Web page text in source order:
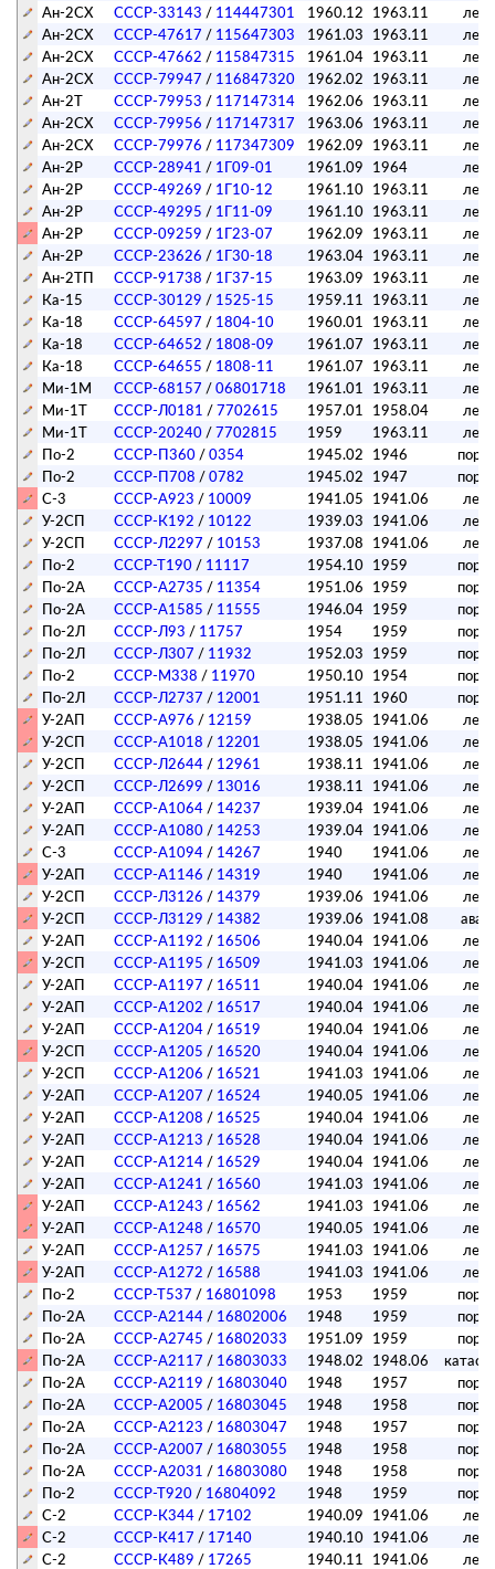
Ан-2СХ СССР-33143 / 114447301 1960.12 1963.11
Ан-2СХ
СССР-47617 / 115647303 1961.03 1963.11
Ан-2СХ
СССР-47662 / 115847315 1961.04 1963.11
Ан-2СХ
СССР-79947 / 116847320 1962.02 1963.11
Ан-2Т
СССР-79953 / 117147314 1962.06 1963.11
Ан-2СХ
СССР-79956 / 117147317 1963.06 1963.11
Ан-2СХ
СССР-79976 / 117347309 1962.09 1963.11
Ан-2Р
СССР-28941 / 1Г09-01 1961.09 1964
Ан-2Р
СССР-49269 / 1Г10-12 1961.10 1963.11
Ан-2Р
СССР-49295 / 1Г11-09 1961.10 1963.11
Ан-2Р
СССР-09259 / 1Г23-07 1962.09 1963.11
Ан-2Р
СССР-23626 / 1Г30-18 1963.04 1963.11
Ан-2ТП
СССР-91738 / 1Г37-15 1963.09 1963.11
Ка-15
СССР-30129 / 1525-15 1959.11 1963.11
Ка-18
СССР-64597 / 1804-10 1960.01 1963.11
Ка-18
СССР-64652 / 1808-09 1961.07 1963.11
Ка-18
СССР-64655 / 1808-11 1961.07 1963.11
Ми-1М
СССР-68157 /06801718 1961.01 1963.11
Ми-1Т
СССР-Л0181 /7702615 1957.01 1958.04
Ми-1Т
СССР-20240 /7702815 1959 1963.11
По-2
СССР-П360 /0354 1945.02 1946
По-2
СССР-П708 /0782 1945.02 1947
С-3
СССР-А923 / 10009 1941.05 1941.06
У-2СП
СССР-К192 / 10122 1939.03 1941.06
У-2СП
СССР-Л2297 / 10153 1937.08 1941.06
По-2
СССР-Т190 / 11117 1954.10 1959
По-2А
СССР-А2735 / 11354 1951.06 1959
По-2А
СССР-А1585 / 11555 1946.04 1959
По-2Л
СССР-Л93 / 11757 1954 1959
По-2Л
СССР-Л307 / 11932 1952.03 1959
По-2
СССР-М338 / 11970 1950.10 1954
По-2Л
СССР-Л2737 / 12001 1951.11 1960
У-2АП
СССР-А976 / 12159 1938.05 1941.06
У-2СП
СССР-А1018 / 12201 1938.05 1941.06
У-2СП
СССР-Л2644 / 12961 1938.11 1941.06
У-2СП
СССР-Л2699 / 13016 1938.11 1941.06
У-2АП
СССР-А1064 / 14237 1939.04 1941.06
У-2АП
СССР-А1080 / 14253 1939.04 1941.06
С-3
СССР-А1094 / 14267 1940 1941.06
У-2АП
СССР-А1146 / 14319 1940 1941.06
У-2СП
СССР-Л3126 / 14379 1939.06 1941.06
У-2СП
СССР-Л3129 / 14382 1939.06 1941.08
У-2АП
СССР-А1192 / 16506 1940.04 1941.06
У-2СП
СССР-А1195 / 16509 1941.03 1941.06
У-2АП
СССР-А1197 / 16511 1940.04 1941.06
У-2АП
СССР-А1202 / 16517 1940.04 1941.06
У-2АП
СССР-А1204 / 16519 1940.04 1941.06
У-2СП
СССР-А1205 / 16520 1940.04 1941.06
У-2СП
СССР-А1206 / 16521 1941.03 1941.06
У-2АП
СССР-А1207 / 16524 1940.05 1941.06
У-2АП
СССР-А1208 / 16525 1940.04 1941.06
У-2АП
СССР-А1213 / 16528 1940.04 1941.06
У-2АП
СССР-А1214 / 16529 1940.04 1941.06
У-2АП
СССР-А1241 / 16560 1941.03 1941.06
У-2АП
СССР-А1243 / 16562 1941.03 1941.06
У-2АП
СССР-А1248 / 16570 1940.05 1941.06
У-2АП
СССР-А1257 / 16575 1941.03 1941.06
У-2АП
СССР-А1272 / 16588 1941.03 1941.06
По-2
СССР-Т537 / 16801098 1953 1959
По-2А
СССР-А2144 / 16802006 1948 1959
По-2А
СССР-А2745 / 16802033 1951.09 1959
По-2А
СССР-А2117 / 16803033 1948.02 1948.06
По-2А
СССР-А2119 / 16803040 1948 1957
По-2А
СССР-А2005 / 16803045 1948 1958
По-2А
СССР-А2123 / 16803047 1948 1957
По-2А
СССР-А2007 / 16803055 1948 1958
По-2А
СССР-А2031 / 16803080 1948 1958
По-2
СССР-Т920 / 16804092 1948 1959
С-2
СССР-К344 / 17102 1940.09 1941.06
С-2
СССР-К417 / 17140 1940.10 1941.06
С-2
СССР-К489 / 17265 1940.11 1941.06